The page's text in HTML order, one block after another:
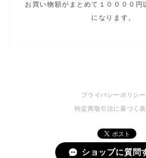
お買い物額がまとめて１００００円
になります。
プライバシーポリシー
特定商取引法に基づく
© 2009 YAMATOSTORE
ショップに質問